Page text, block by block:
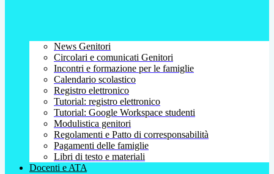
News Genitori
Circolari e comunicati Genitori
Incontri e formazione per le famiglie
Calendario scolastico
Registro elettronico
Tutorial: registro elettronico
Tutorial: Google Workspace studenti
Modulistica genitori
Regolamenti e Patto di corresponsabilità
Pagamenti delle famiglie
Libri di testo e materiali
Docenti e ATA